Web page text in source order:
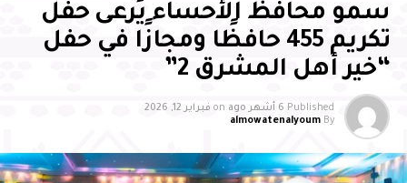
سمو محافظ الأحساء يُرعى حفل
تكريم 455 حافظًا ومجازًا في حفل
“خير أهل المشرق 2”
Published 6 أشهر ago on فبراير 12, 2026
By
almowatenalyoum